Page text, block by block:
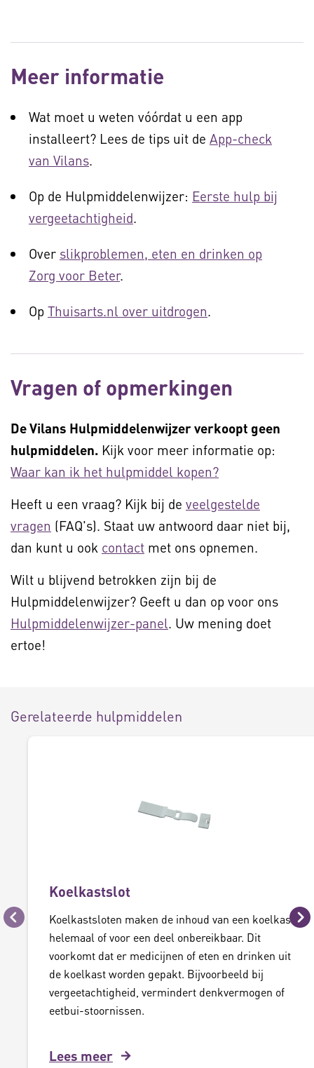
Meer informatie
Wat moet u weten vóórdat u een app
installeert? Lees de tips uit de App-check
van Vilans.
Op de Hulpmiddelenwijzer: Eerste hulp bij
vergeetachtigheid.
Over slikproblemen, eten en drinken op
Zorg voor Beter.
Op Thuisarts.nl over uitdrogen.
Vragen of opmerkingen
De Vilans Hulpmiddelenwijzer verkoopt geen
hulpmiddelen. Kijk voor meer informatie op:
Waar kan ik het hulpmiddel kopen?
Heeft u een vraag? Kijk bij de veelgestelde
vragen (FAQ's). Staat uw antwoord daar niet bij,
dan kunt u ook contact met ons opnemen.
Wilt u blijvend betrokken zijn bij de
Hulpmiddelenwijzer? Geeft u dan op voor ons
Hulpmiddelenwijzer-panel. Uw mening doet
ertoe!
Gerelateerde hulpmiddelen
Vorige
Koelkastslot
Koelkastsloten maken de inhoud van een koelkast
helemaal of voor een deel onbereikbaar. Dit
voorkomt dat er medicijnen of eten en drinken uit
de koelkast worden gepakt. Bijvoorbeeld bij
vergeetachtigheid, vermindert denkvermogen of
eetbui-stoornissen.
Lees meer